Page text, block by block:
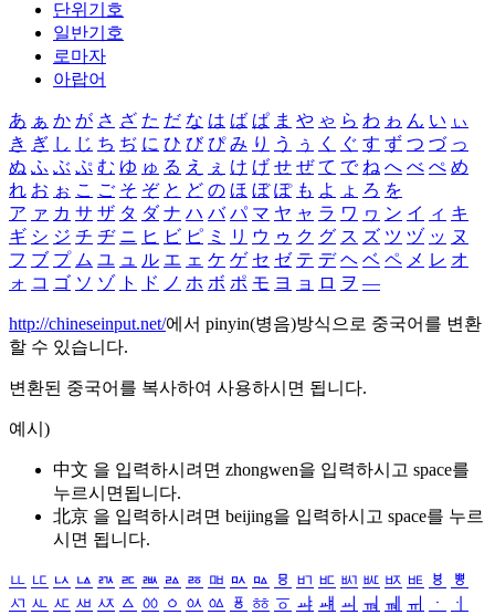
단위기호
일반기호
로마자
아랍어
あ ぁ か が さ ざ た だ な は ば ぱ ま や ゃ ら わ ゎ ん い ぃ
き ぎ し じ ち ぢ に ひ び ぴ み り う ぅ く ぐ す ず つ づ っ
ぬ ふ ぶ ぷ む ゆ ゅ る え ぇ け げ せ ぜ て で ね へ べ ぺ め
れ お ぉ こ ご そ ぞ と ど の ほ ぼ ぽ も よ ょ ろ を
ア ァ カ サ ザ タ ダ ナ ハ バ パ マ ヤ ャ ラ ワ ヮ ン イ ィ キ
ギ シ ジ チ ヂ ニ ヒ ビ ピ ミ リ ウ ゥ ク グ ス ズ ツ ヅ ッ ヌ
フ ブ プ ム ユ ュ ル エ ェ ケ ゲ セ ゼ テ デ ヘ ベ ペ メ レ オ
ォ コ ゴ ソ ゾ ト ド ノ ホ ボ ポ モ ヨ ョ ロ ヲ ―
http://chineseinput.net/에서 pinyin(병음)방식으로 중국어를 변환
할 수 있습니다.
변환된 중국어를 복사하여 사용하시면 됩니다.
예시)
中文 을 입력하시려면 zhongwen을 입력하시고 space를
누르시면됩니다.
北京 을 입력하시려면 beijing을 입력하시고 space를 누르
시면 됩니다.
ㅥ ㅦ ㅧ ㅨ ㅩ ㅪ ㅫ ㅬ ㅭ ㅮ ㅯ ㅰ ㅱ ㅲ ㅳ ㅴ ㅵ ㅶ ㅷ ㅸ
ㅹ
ㅺ ㅻ ㅼ ㅽ ㅾ ㅿ ㆀ ㆁ ㆂ ㆃ ㆄ ㆅ ㆆ ㆇ ㆈ ㆉ ㆊ ㆋ ㆌ ㆍ
ㆎ